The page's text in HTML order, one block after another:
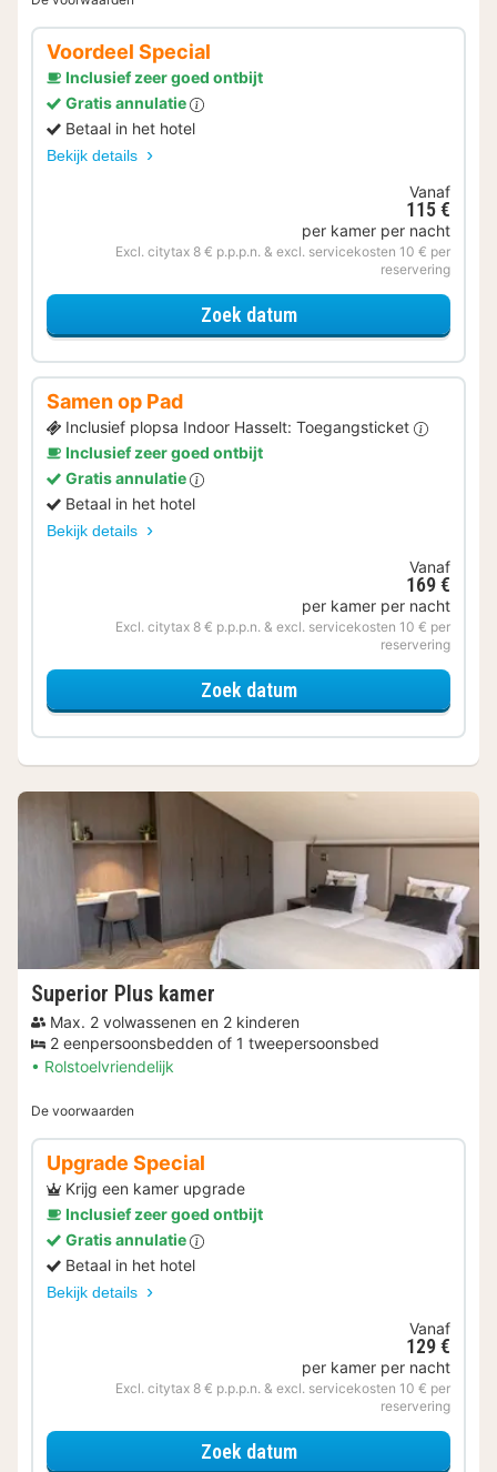
Voordeel Special
Inclusief zeer goed ontbijt
Gratis annulatie
Betaal in het hotel
Bekijk details
Vanaf
115 €
per kamer per nacht
Excl. citytax 8 € p.p.p.n. & excl. servicekosten 10 € per
reservering
Zoek datumvoor Voordeel Special
Samen op Pad
Inclusief plopsa Indoor Hasselt: Toegangsticket
Inclusief zeer goed ontbijt
Gratis annulatie
Betaal in het hotel
Bekijk details
Vanaf
169 €
per kamer per nacht
Excl. citytax 8 € p.p.p.n. & excl. servicekosten 10 € per
reservering
Zoek datumvoor Samen op Pad
Superior Plus kamer
Max. 2 volwassenen en 2 kinderen
2 eenpersoonsbedden of 1 tweepersoonsbed
Rolstoelvriendelijk
De voorwaarden
Upgrade Special
Krijg een kamer upgrade
Inclusief zeer goed ontbijt
Gratis annulatie
Betaal in het hotel
Bekijk details
Vanaf
129 €
per kamer per nacht
Excl. citytax 8 € p.p.p.n. & excl. servicekosten 10 € per
reservering
Zoek datumvoor Upgrade Special